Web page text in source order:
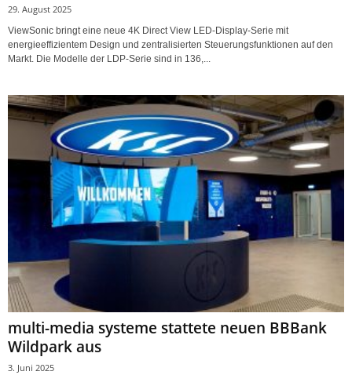
29. August 2025
ViewSonic bringt eine neue 4K Direct View LED-Display-Serie mit
energieeffizientem Design und zentralisierten Steuerungsfunktionen auf den
Markt. Die Modelle der LDP-Serie sind in 136,...
multi-media systeme stattete neuen BBBank
Wildpark aus
3. Juni 2025